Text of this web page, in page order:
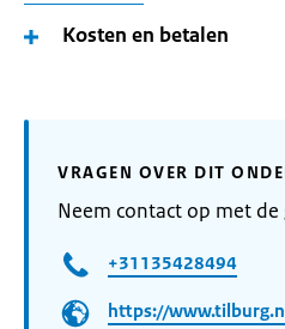
Kosten en betalen
VRAGEN OVER DIT
Neem contact op met
+31135428494
https://